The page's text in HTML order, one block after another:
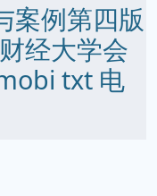
案例第四版
经大学会
txt 电